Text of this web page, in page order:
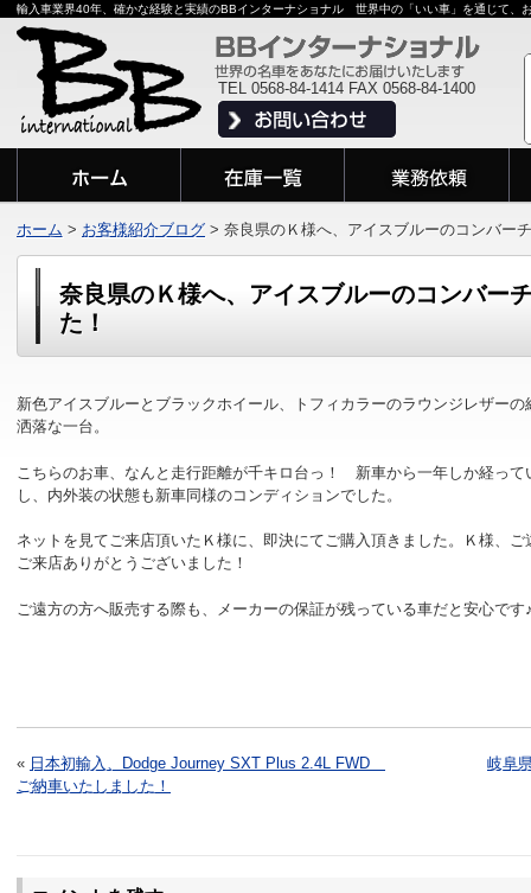
輸入車業界40年、確かな経験と実績のBBインターナショナル 世界中の「いい車」を通じて、
TEL 0568-84-1414 FAX 0568-84-1400
奈良県のＫ様へ、アイスブルーのコンバー
た！
新色アイスブルーとブラックホイール、トフィカラーのラウンジレザーの
洒落な一台。
こちらのお車、なんと走行距離が千キロ台っ！ 新車から一年しか経って
し、内外装の状態も新車同様のコンディションでした。
ネットを見てご来店頂いたＫ様に、即決にてご購入頂きました。Ｋ様、ご
ご来店ありがとうございました！
ご遠方の方へ販売する際も、メーカーの保証が残っている車だと安
« 日本初輸入、Dodge Journey SXT Plus 2.4L FWD
ご納車いたしました！
岐阜
ホーム > お客様紹介ブログ > 奈良県のＫ様へ、アイスブルーのコンバー